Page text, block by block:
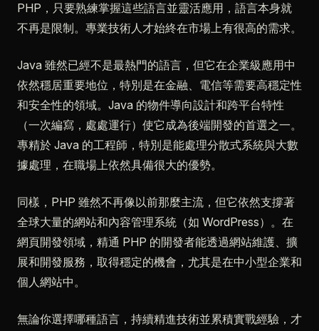
PHP，只要熟練掌握這些語言並靈活應用，語言本身就
不再是限制。專業技術人才始終在市場上有很高的需求。
Java 雖然已經不是最熱門的語言，但它在企業級應用中
依然穩居重要地位，特別是在金融、電信等需要高穩定性
和安全性的領域。Java 的物件導向設計和跨平台特性
（一次編寫，處處運行）使它成為後端開發的首選之一。
專精於 Java 的工程師，特別是能處理分散式系統與大數
據處理，在職場上依然具備很大的優勢。
同樣，PHP 雖然不再像以前那麼主流，但它依然支撐著
全球大量的網站和內容管理系統（如 WordPress）。在
網頁開發領域，精通 PHP 的開發者能透過網站維護、擴
展和開發服務，取得穩定的機會，尤其是在中小型企業和
個人網站中。
無論你選擇哪種語言，持續精進技術並累積實戰經驗，才